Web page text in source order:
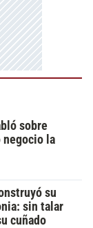
sobre
negocio la
su
sin talar
cuñado